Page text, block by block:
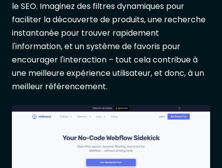
le SEO. Imaginez des filtres dynamiques pour
faciliter la découverte de produits, une recherche
instantanée pour trouver rapidement
l'information, et un système de favoris pour
encourager l'interaction – tout cela contribue à
une meilleure expérience utilisateur, et donc, à un
meilleur référencement.